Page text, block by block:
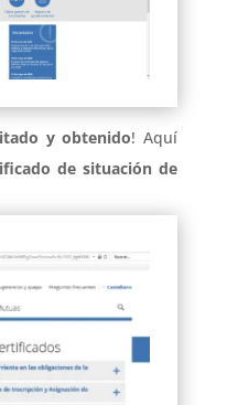
y obtenido! Aquí
de situación de